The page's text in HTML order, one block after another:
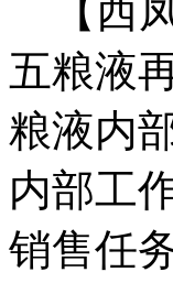
【西
五粮液
粮液内
内部工
销售任